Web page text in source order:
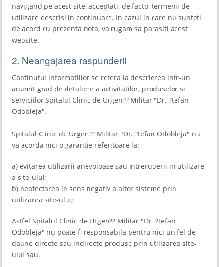
navigand pe acest site, acceptati, de facto, termenii de
utilizare descrisi in continuare. In cazul in care nu sunteti
de acord cu prezenta nota, va rugam sa parasiti acest
website.
2. Neangajarea raspunderii
Continutul informatiilor se refera la descrierea intr-un
anumit grad de detaliere a activitatilor, produselor si
serviciilor Spitalul Clinic de Urgen?? Militar "Dr. ?tefan
Odobleja".
Spitalul Clinic de Urgen?? Militar "Dr. ?tefan Odobleja" nu
va acorda nici o garantie referitoare la:
a) evitarea utilizarii anevoioase sau intreruperii in utilizare
a site-ului;
b) neafectarea in sens negativ a altor sisteme prin
utilizarea site-ului;
Astfel Spitalul Clinic de Urgen?? Militar "Dr. ?tefan
Odobleja" nu poate fi responsabila pentru nici un fel de
daune directe sau indirecte produse prin utilizarea site-
ului sau.